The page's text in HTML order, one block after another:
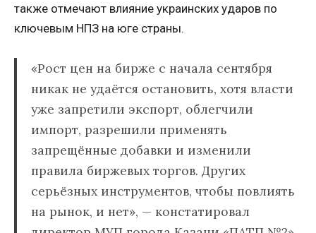
также отмечают влияние украинских ударов по
ключевым НПЗ на юге страны.
«Рост цен на бирже с начала сентября
никак не удаётся остановить, хотя власти
уже запретили экспорт, облегчили
импорт, разрешили применять
запрещённые добавки и изменили
правила биржевых торгов. Других
серьёзных инструментов, чтобы повлиять
на рынок, и нет», — констатировал